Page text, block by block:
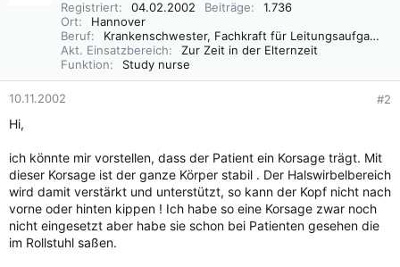
Registriert
04.02.2002 Beiträge
1.736
Ort
Hannover
Beruf
Krankenschwester, Fachkraft für Leitungsaufgaben in der Pflege (FLP)
Akt. Einsatzbereich
Zur Zeit in der Elternzeit
Funktion
Study nurse
10.11.2002 #2
Hi,
ich könnte mir vorstellen, dass der Patient ein Korsage trägt. Mit
dieser Korsage ist der ganze Körper stabil . Der Halswirbelbereich
wird damit verstärkt und unterstützt, so kann der Kopf nicht nach
vorne oder hinten kippen ! Ich habe so eine Korsage zwar noch
nicht eingesetzt aber habe sie schon bei Patienten gesehen die
im Rollstuhl saßen.